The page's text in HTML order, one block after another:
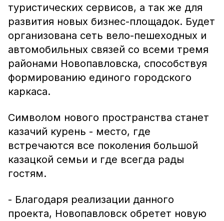
туристических сервисов, а так же для
развития новых бизнес-площадок. Будет
организована сеть вело-пешеходных и
автомобильных связей со всеми тремя
районами Новопавловска, способствуя
формированию единого городского
каркаса.
Символом нового пространства станет
казачий курень - место, где
встречаются все поколения большой
казацкой семьи и где всегда рады
гостям.
- Благодаря реализации данного
проекта, Новопавловск обретет новую